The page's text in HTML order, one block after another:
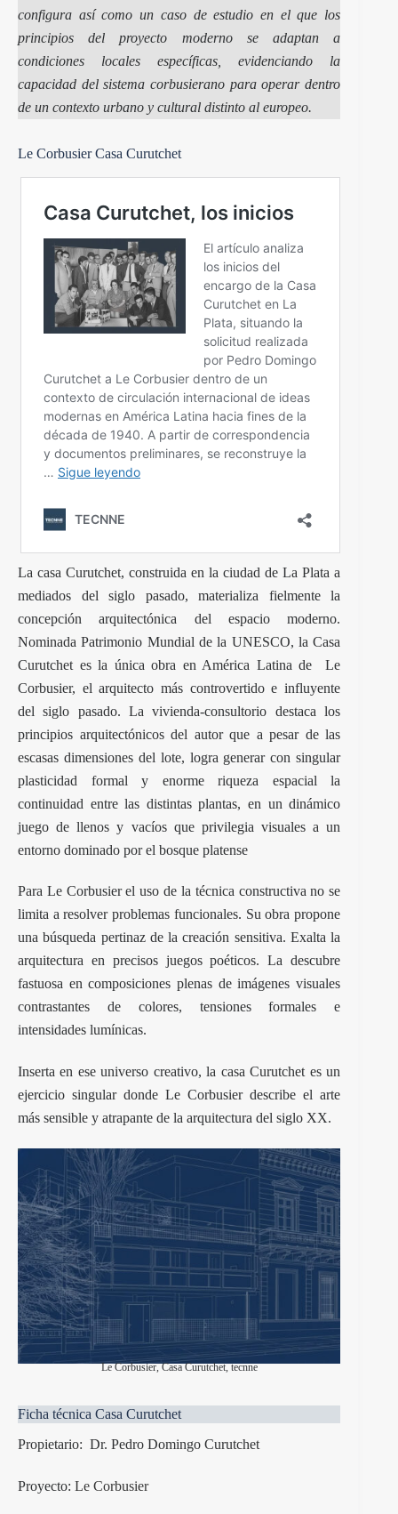
configura así como un caso de estudio en el que los
principios del proyecto moderno se adaptan a
condiciones locales específicas, evidenciando la
capacidad del sistema corbusierano para operar dentro
de un contexto urbano y cultural distinto al europeo.
Le Corbusier Casa Curutchet
La casa Curutchet, construida en la ciudad de La Plata a
mediados del siglo pasado, materializa fielmente la
concepción arquitectónica del espacio moderno.
Nominada Patrimonio Mundial de la UNESCO, la Casa
Curutchet es la única obra en América Latina de Le
Corbusier, el arquitecto más controvertido e influyente
del siglo pasado. La vivienda-consultorio destaca los
principios arquitectónicos del autor que a pesar de las
escasas dimensiones del lote, logra generar con singular
plasticidad formal y enorme riqueza espacial la
continuidad entre las distintas plantas, en un dinámico
juego de llenos y vacíos que privilegia visuales a un
entorno dominado por el bosque platense
Para Le Corbusier el uso de la técnica constructiva no se
limita a resolver problemas funcionales. Su obra propone
una búsqueda pertinaz de la creación sensitiva. Exalta la
arquitectura en precisos juegos poéticos. La descubre
fastuosa en composiciones plenas de imágenes visuales
contrastantes de colores, tensiones formales e
intensidades lumínicas.
Inserta en ese universo creativo, la casa Curutchet es un
ejercicio singular donde Le Corbusier describe el arte
más sensible y atrapante de la arquitectura del siglo XX.
Le Corbusier, Casa Curutchet, tecnne
Ficha técnica Casa Curutchet
Propietario: Dr. Pedro Domingo Curutchet
Proyecto: Le Corbusier